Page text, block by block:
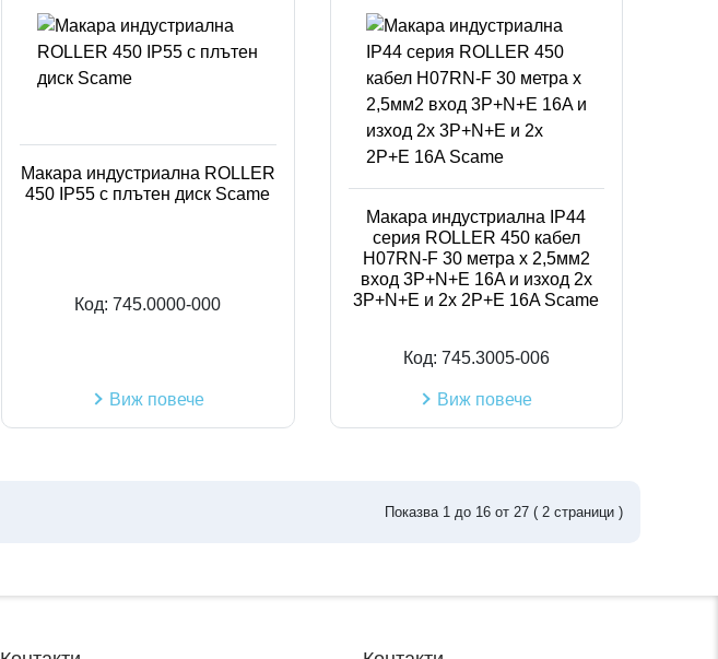
Макара индустриална ROLLER
450 IP55 с плътен диск Scame
Код:745.0000-000
Виж повече
Макара индустриална IP44
серия ROLLER 450 кабел
H07RN-F 30 метра х 2,5мм2
вход 3P+N+Е 16A и изход 2х
3P+N+E и 2х 2P+E 16A Scame
Код: 745.3005-006
Виж повече
Показва 1 до 16 от 27 ( 2 страници )